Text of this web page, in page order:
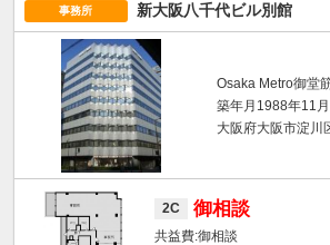
事務所 新大阪八千代ビル別館
Osaka Metro御堂
築年月1988年11
大阪府大阪市淀川
2C 御相談
御相談